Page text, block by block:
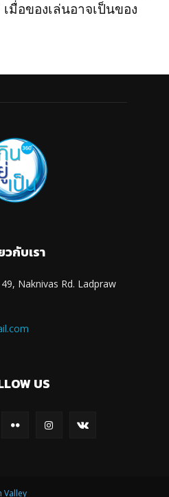
เมื่อของเล่นอาจเป็นของ
วกับเรา
Naknivas Rd. Ladpraw
US
Valley